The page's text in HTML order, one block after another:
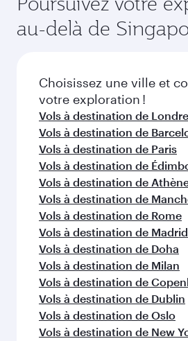
du vol au moment de la
saisonnière, de la popularité
la disponibilité des classes de
au-delà de
Choisissez une ville et
votre exploration !
Vols à destination de
Vols à destination de
Vols à destination de Paris
Vols à destination de
Vols à destination de
Vols à destination de
Vols à destination de Rome
Vols à destination de Madrid
Vols à destination de Doha
Vols à destination de Milan
Vols à destination de
Vols à destination de Dublin
Vols à destination de Oslo
Vols à destination de New